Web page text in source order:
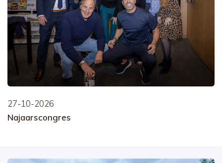
27-10-2026
Najaarscongres